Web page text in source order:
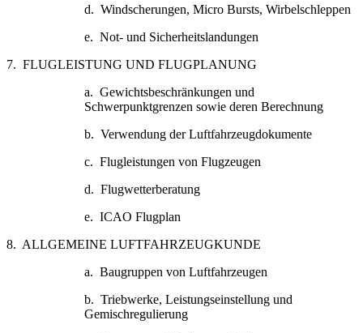
d. Windscherungen, Micro Bursts, Wirbelschleppen
e. Not- und Sicherheitslandungen
7. FLUGLEISTUNG UND FLUGPLANUNG
a. Gewichtsbeschränkungen und
Schwerpunktgrenzen sowie deren Berechnung
b. Verwendung der Luftfahrzeugdokumente
c. Flugleistungen von Flugzeugen
d. Flugwetterberatung
e. ICAO Flugplan
8. ALLGEMEINE LUFTFAHRZEUGKUNDE
a. Baugruppen von Luftfahrzeugen
b. Triebwerke, Leistungseinstellung und
Gemischregulierung